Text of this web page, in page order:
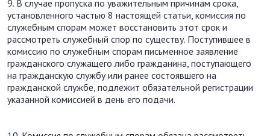
9. В случае пропуска по уважительным причинам срока,
установленного частью 8 настоящей статьи, комиссия по
служебным спорам может восстановить этот срок и
рассмотреть служебный спор по существу. Поступившее в
комиссию по служебным спорам письменное заявление
гражданского служащего либо гражданина, поступающего
на гражданскую службу или ранее состоявшего на
гражданской службе, подлежит обязательной регистрации
указанной комиссией в день его подачи.